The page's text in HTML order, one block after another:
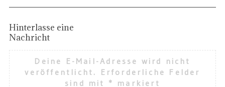
Hinterlasse eine
Nachricht
Deine E-Mail-Adresse wird nicht
veröffentlicht.
Erforderliche Felder
sind mit * markiert